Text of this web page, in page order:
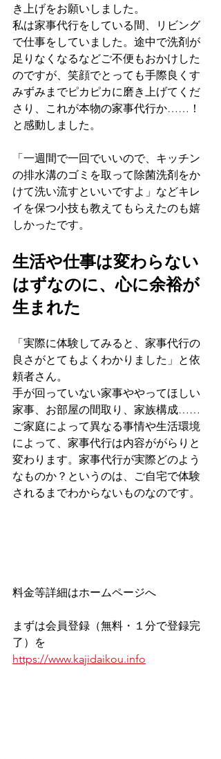
き上げをお願いしました。
私は家事代行をしている間、リビング
で仕事をしていました。途中で洗剤が
足りなくなるなどご不便もおかけした
のですが、笑顔でとっても手際良くす
みずみまでピカピカに磨き上げてくだ
さり、これが本物の家事代行か……！
と感動しました。
「一週間で一回でいいので、キッチン
の排水溝のゴミを取って除菌洗剤をか
けて洗い流すといいですよ」などキレ
イを保つ小技も教えてもらえたのも嬉
しかったです。
生活や仕事は変わらない
はずなのに、心に余裕が
生まれた
「実際に体験してみると、家事代行の
良さがとてもよくわかりました」と依
頼者さん。
手が回っていない家事ややってほしい
家事、お部屋の間取り、家族構成……
ご家庭によって異なる事情や生活環境
によって、家事代行は内容ががらりと
変わります。家事代行が実際どのよう
なものか？というのは、ご自宅で体験
されるまでわからないものなのです。
料金等詳細はホームページへ
まずは会員登録（無料・１分で登録完
了）を
https://www.kajidaikou.info